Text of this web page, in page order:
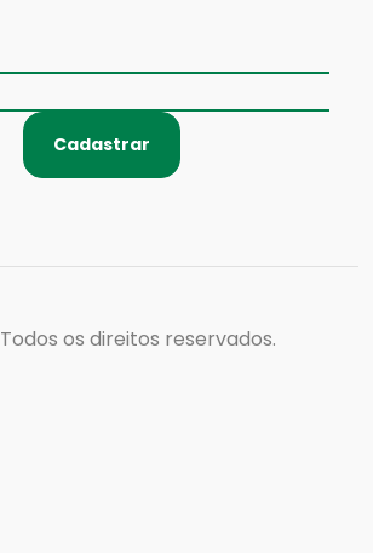
Cadastrar
Todos os direitos reservados.